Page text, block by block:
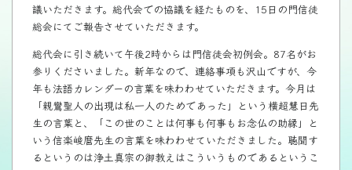
議いただきます。総代会での協議を経たものを、15日の門信徒
総会にてご報告させていただきます。
総代会に引き続いて午後2時からは門信徒会初例会。87名がお
参りくださいました。新年なので、連絡事項も沢山ですが、今
年も法語カレンダーの言葉を味わわせていただきます。今月は
「親鸞聖人の出現は私一人のためであった」という横超慧日先
生の言葉と、「この世のことは何事も何事もお念仏の助縁」と
いう信楽峻麿先生の言葉を味わわせていただきました。聴聞す
るというのは浄土真宗の御教えはこういうものであるというこ